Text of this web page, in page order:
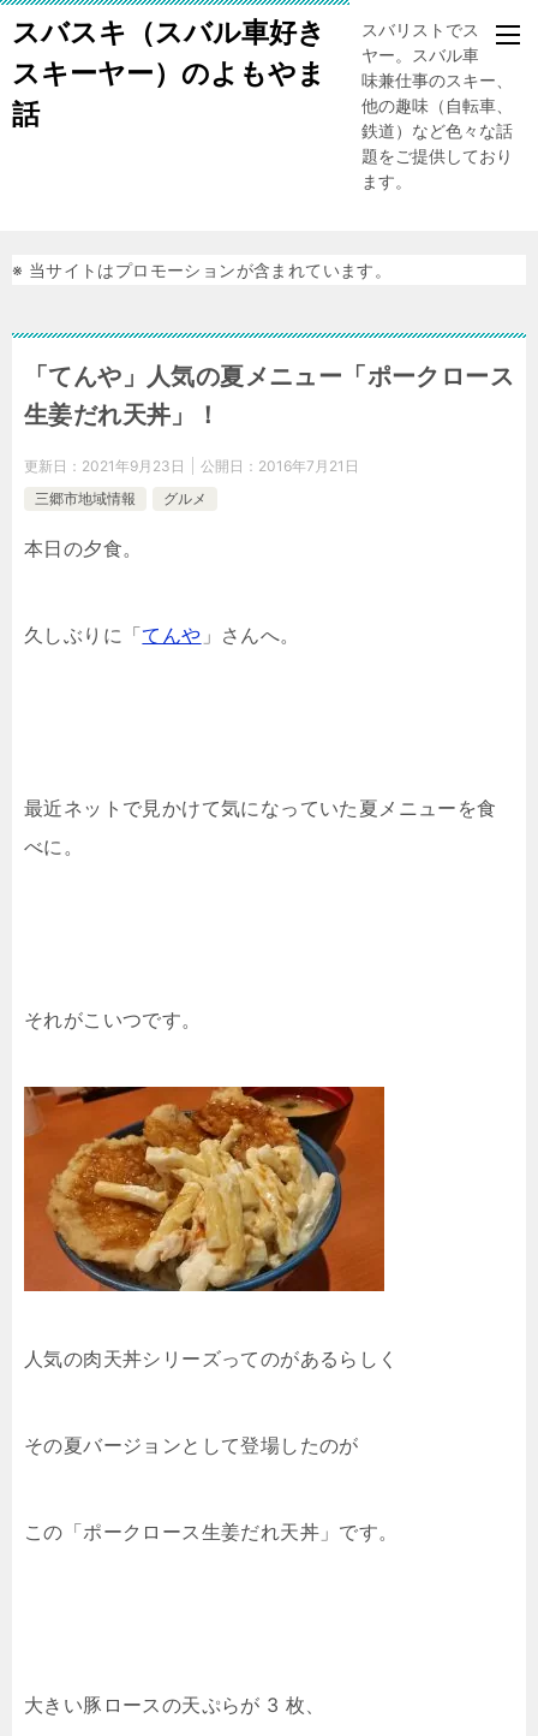
スバスキ（スバル車好き
スキーヤー）のよもやま
話
スバリストでスキー
ヤー。スバル車、趣
味兼仕事のスキー、
他の趣味（自転車、
鉄道）など色々な話
題をご提供しており
ます。
※ 当サイトはプロモーションが含まれています。
「てんや」人気の夏メニュー「ポークロース
生姜だれ天丼」！
更新日： 2021年9月23日 公開日： 2016年7月21日
三郷市地域情報
グルメ
本日の夕食。
久しぶりに「てんや 」さんへ。
最近ネットで見かけて気になっていた夏メニューを食
べに。
それがこいつです。
人気の肉天丼シリーズってのがあるらしく
その夏バージョンとして登場したのが
この「ポークロース生姜だれ天丼」です。
大きい豚ロースの天ぷらが 3 枚、